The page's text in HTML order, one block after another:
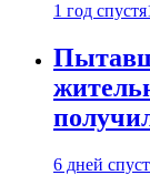
1 год спустя
6 дней